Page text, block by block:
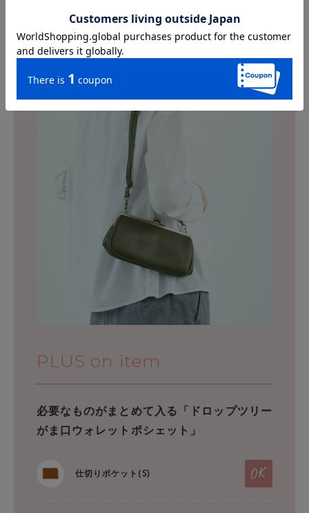
PLUS on item
必要なものがまとめて入る「ドロップツリー
がま口ウォレットポシェット」
仕切りポケット(S)